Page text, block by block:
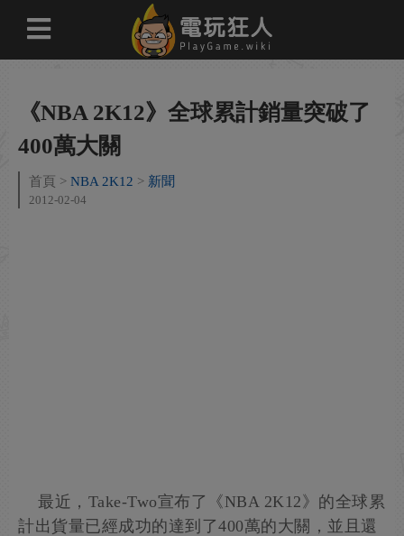
《NBA 2K12》全球累計銷量突破了
400萬大關
首頁 NBA 2K12 新聞
2012-02-04
最近，Take-Two宣布了《NBA 2K12》的全球累
計出貨量已經成功的達到了400萬的大關，並且還